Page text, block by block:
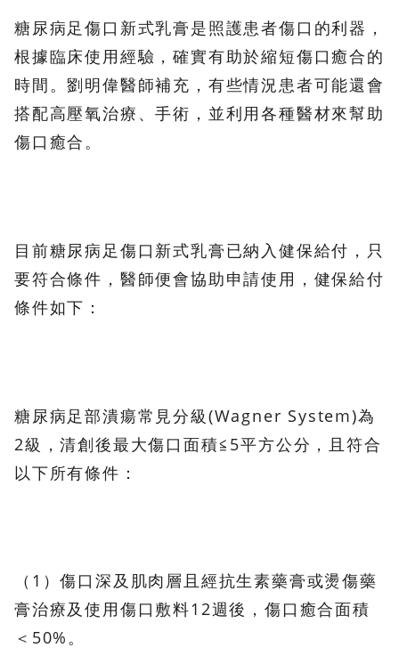
糖尿病足傷口新式乳膏是照護患者傷口的利器，
根據臨床使用經驗，確實有助於縮短傷口癒合的
時間。劉明偉醫師補充，有些情況患者可能還會
搭配高壓氧治療、手術，並利用各種醫材來幫助
傷口癒合。
目前糖尿病足傷口新式乳膏已納入健保給付，只
要符合條件，醫師便會協助申請使用，健保給付
條件如下：
糖尿病足部潰瘍常見分級(Wagner System)為
2級，清創後最大傷口面積≦5平方公分，且符合
以下所有條件：
（1）傷口深及肌肉層且經抗生素藥膏或燙傷藥
膏治療及使用傷口敷料12週後，傷口癒合面積
＜50%。